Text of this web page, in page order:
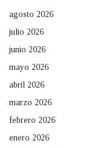
agosto 2026
julio 2026
junio 2026
mayo 2026
abril 2026
marzo 2026
febrero 2026
enero 2026